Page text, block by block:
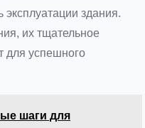
эксплуатации здания.
их тщательное
для успешного
шаги для